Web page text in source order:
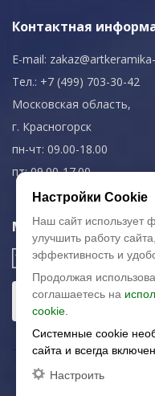
Контактная
E-mail:
Тел.: +7 (499) 703-30-42
Московская область,
г. Красногорск
пн-чт: 09.00-18.00
пт: 09.00-17.00
Мы в соц. сетях
© 2003-2026
Настройки Cookie
Наш сайт использует
улучшить работу
эффективность и
Продолжая
соглашаетесь на
cookie.
Системные cookie
сайта и всегда
Настроить